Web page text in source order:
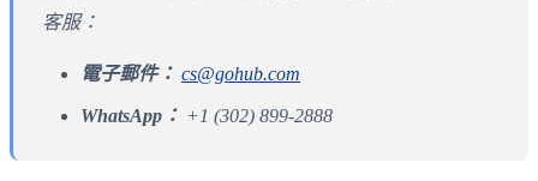
客服：
電子郵件： cs@gohub.com
WhatsApp： +1 (302) 899-2888